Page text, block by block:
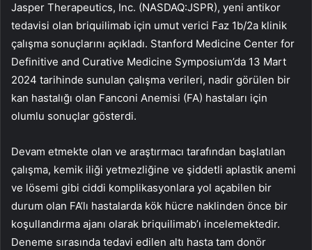
Jasper Therapeutics, Inc. (NASDAQ:JSPR), yeni antikor
tedavisi olan briquilimab için umut verici Faz 1b/2a klinik
çalışma sonuçlarını açıkladı. Stanford Medicine Center for
Definitive and Curative Medicine Symposium’da 13 Mart
2024 tarihinde sunulan çalışma verileri, nadir görülen bir
kan hastalığı olan Fanconi Anemisi (FA) hastaları için
olumlu sonuçlar gösterdi.
Devam etmekte olan ve araştırmacı tarafından başlatılan
çalışma, kemik iliği yetmezliğine ve şiddetli aplastik anemi
ve lösemi gibi ciddi komplikasyonlara yol açabilen bir
durum olan FA’lı hastalarda kök hücre naklinden önce bir
koşullandırma ajanı olarak briquilimab’ı incelemektedir.
Deneme sırasında tedavi edilen altı hasta tam donör